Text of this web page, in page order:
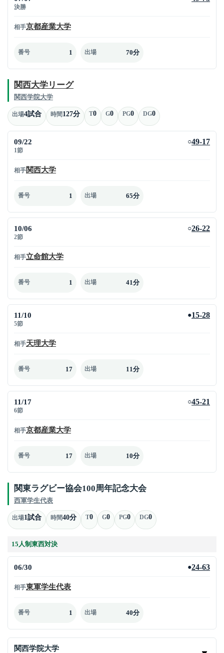
決勝
相手京都産業大学
番号 1 出場 70分
関西大学リーグ
関西学院大学
出場4試合 時間127分 T0 G0 PG0 DG0
09/22
1節
○49-17
相手関西大学
番号 1 出場 65分
10/06
2節
○26-22
相手立命館大学
番号 1 出場 41分
11/10
5節
●15-28
相手天理大学
番号 17 出場 11分
11/17
6節
○45-21
相手京都産業大学
番号 17 出場 10分
関東ラグビー協会100周年記念大会
西軍学生代表
出場1試合 時間40分 T0 G0 PG0 DG0
15人制東西対決
06/30 ●24-63
相手東軍学生代表
番号 1 出場 40分
関西学院大学